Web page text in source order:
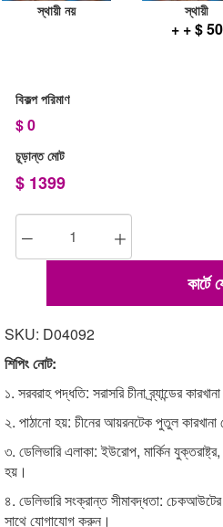
স্থায়ী নয় স্থায়ী
+ + $ 50
বিকল্প পরিমাণ
$0
চূড়ান্ত মোট
$ 1399
SKU: D04092
শিপিং নোট:
১. সরবরাহ পদ্ধতি: সরাসরি চীনা ব্র্যান্ডের
২. পাঠানো হয়: চীনের আয়রনটেক পুতুল কারখানা
৩. ডেলিভারি এলাকা: ইউরোপ, মার্কিন
হয়।
৪. ডেলিভারি সংক্রান্ত সীমাবদ্ধতা:
সাথে যোগাযোগ করুন।